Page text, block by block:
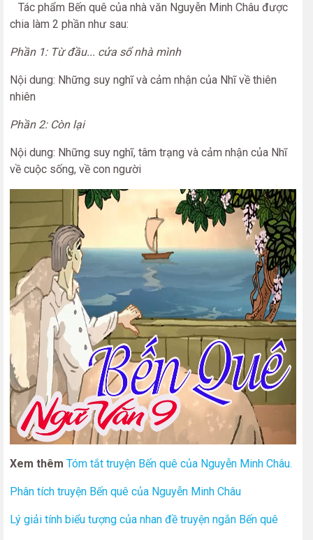
Tác phẩm Bến quê của nhà văn Nguyễn Minh Châu được
chia làm 2 phần như sau:
Phần 1: Từ đầu... cửa sổ nhà mình
Nội dung: Những suy nghĩ và cảm nhận của Nhĩ về thiên
nhiên
Phần 2: Còn lại
Nội dung: Những suy nghĩ, tâm trạng và cảm nhận của Nhĩ
về cuộc sống, về con người
Xem thêm Tóm tắt truyện Bến quê của Nguyễn Minh Châu.
Phân tích truyện Bến quê của Nguyễn Minh Châu
Lý giải tính biểu tượng của nhan đề truyện ngắn Bến quê